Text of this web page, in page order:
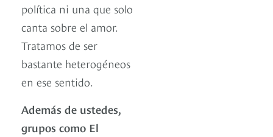
política ni una que solo
canta sobre el amor.
Tratamos de ser
bastante heterogéneos
en ese sentido.
Además de ustedes,
grupos como El